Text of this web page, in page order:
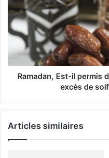
l
Ramadan, Est-il permis
excès de
Articles similaires